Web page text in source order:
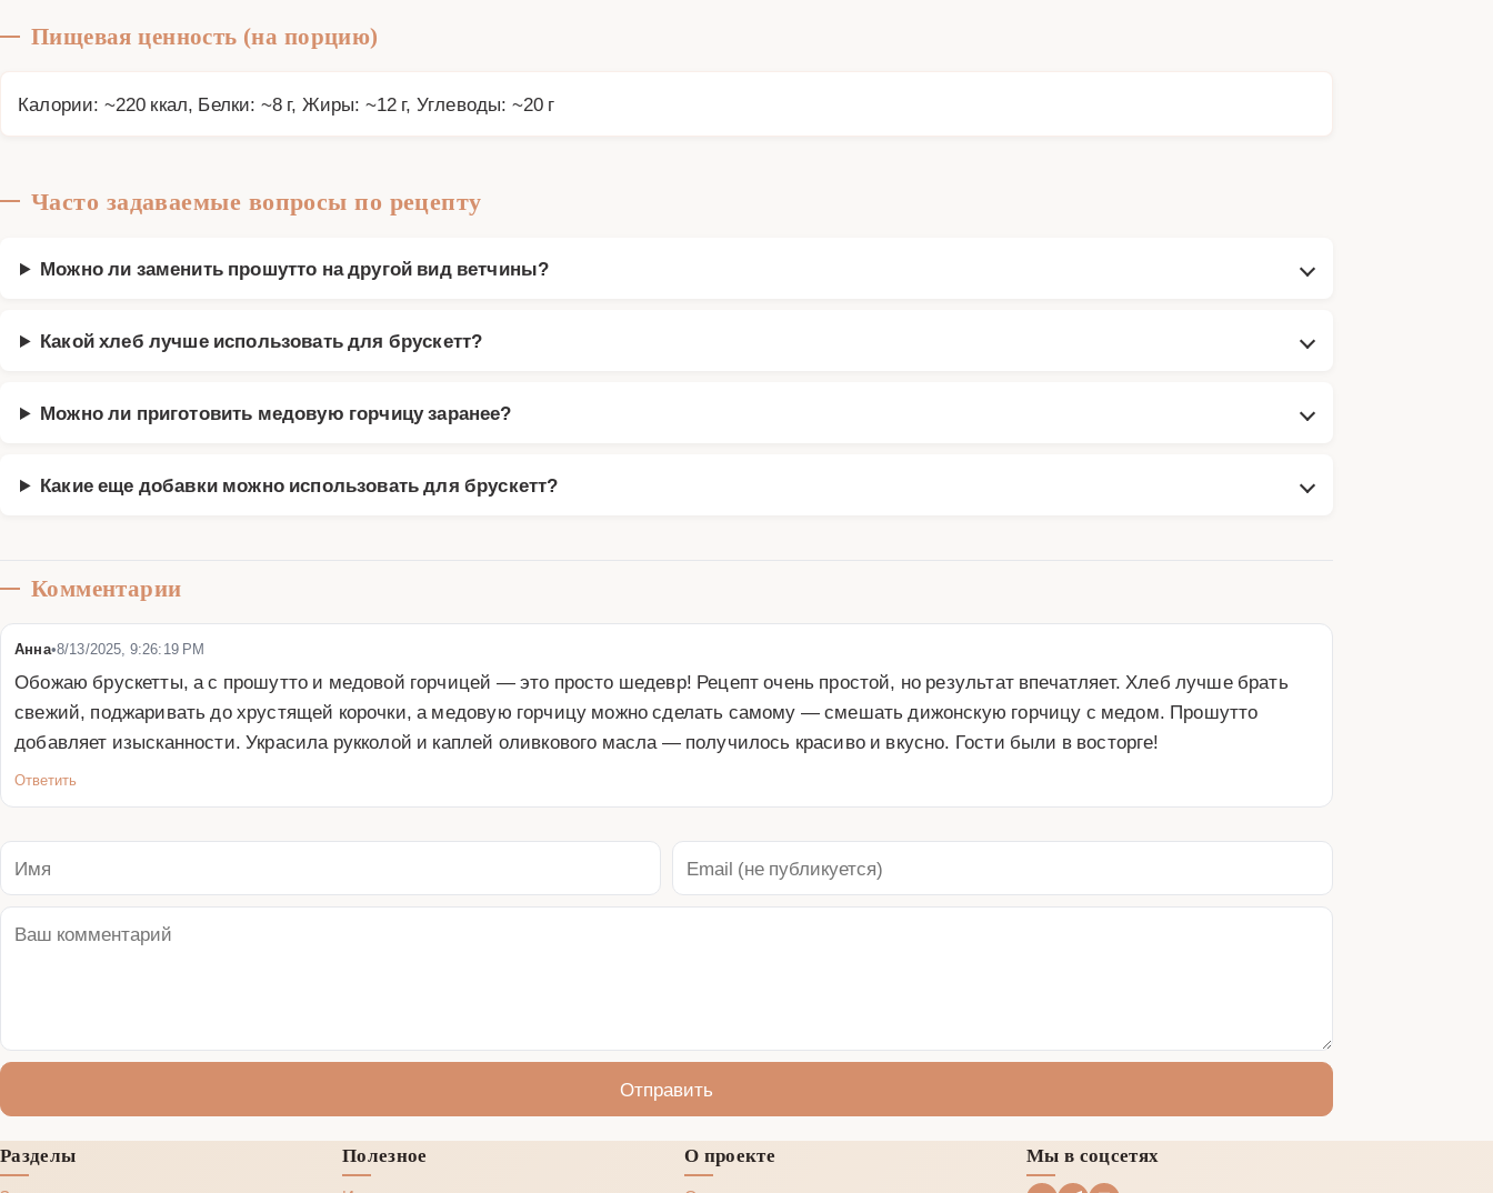
Пищевая ценность (на порцию)
Калории: ~220 ккал, Белки: ~8 г, Жиры: ~12 г, Углеводы: ~20 г
Часто задаваемые вопросы по рецепту
Можно ли заменить прошутто на другой вид ветчины?
Какой хлеб лучше использовать для брускетт?
Можно ли приготовить медовую горчицу заранее?
Какие еще добавки можно использовать для брускетт?
Комментарии
Анна•8/13/2025, 9:26:19 PM
Обожаю брускетты, а с прошутто и медовой горчицей — это просто шедевр! Рецепт очень простой, но результат впечатляет. Хлеб лучше брать
свежий, поджаривать до хрустящей корочки, а медовую горчицу можно сделать самому — смешать дижонскую горчицу с медом. Прошутто
добавляет изысканности. Украсила рукколой и каплей оливкового масла — получилось красиво и вкусно. Гости были в восторге!
Ответить
Отправить
Разделы
Полезное
О проекте
Мы в соцсетях